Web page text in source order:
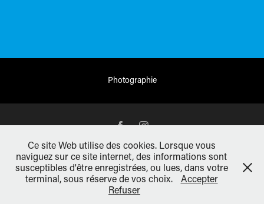
Photographie
Entreprises | Collectivités | Associations | Administrations
Un bureau à Pusey pour vous accueillir et travail à distance possible.
ZA de l'Oasis - 70000 PUSEY - 06 32 41 59 53 - 03 63 77 18 07 -
Ce site Web utilise des cookies. Lorsque vous
naviguez sur ce site internet, des informations sont
susceptibles d'être enregistrées, ou lues, dans votre
terminal, sous réserve de vos choix.
Accepter
Refuser